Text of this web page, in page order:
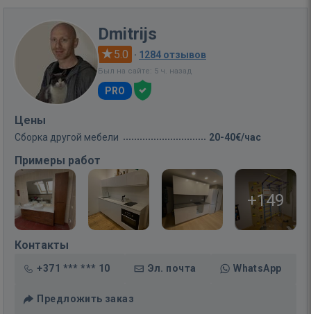
Dmitrijs
5.0 · 1284 отзывов
Был на сайте: 5 ч. назад
PRO
Цены
Сборка другой мебели 20-40€/час
Примеры работ
+149
Контакты
+371 *** *** 10 Эл. почта WhatsApp
Предложить заказ